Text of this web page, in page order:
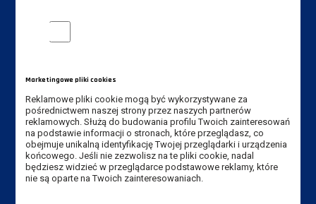
Senat Uczelni
Mapa Kampusu
Dostępność
Dział IT
Do pobrania
Analityczne pliki cookie
Marketingowe pliki cookies
Reklamowe pliki cookie mogą być wykorzystywane za
pośrednictwem naszej strony przez naszych partnerów
reklamowych. Służą do budowania profilu Twoich zainteresowań
na podstawie informacji o stronach, które przeglądasz, co
obejmuje unikalną identyfikację Twojej przeglądarki i urządzenia
końcowego. Jeśli nie zezwolisz na te pliki cookie, nadal
będziesz widzieć w przeglądarce podstawowe reklamy, które
nie są oparte na Twoich zainteresowaniach.